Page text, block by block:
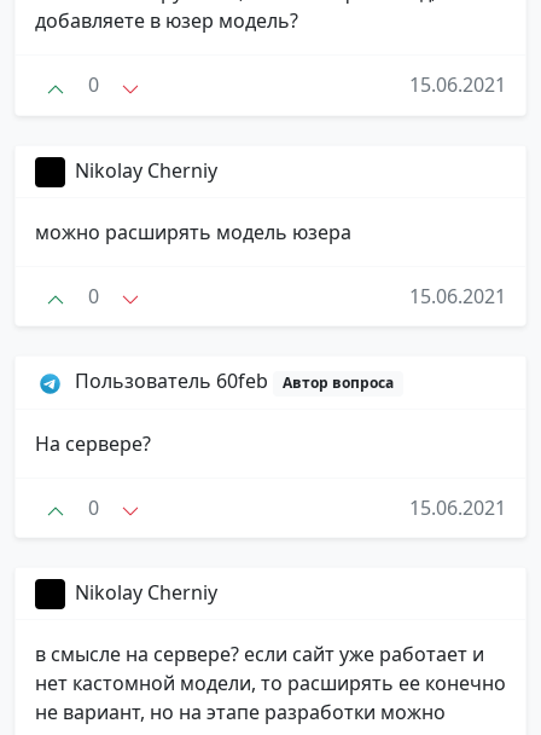
добавляете в юзер модель?
0 15.06.2021
Nikolay Cherniy
можно расширять модель юзера
0 15.06.2021
Пользователь 60feb Автор вопроса
На сервере?
0 15.06.2021
Nikolay Cherniy
в смысле на сервере? если сайт уже работает и
нет кастомной модели, то расширять ее конечно
не вариант, но на этапе разработки можно